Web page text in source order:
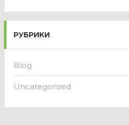
РУБРИКИ
Blog
Uncategorized